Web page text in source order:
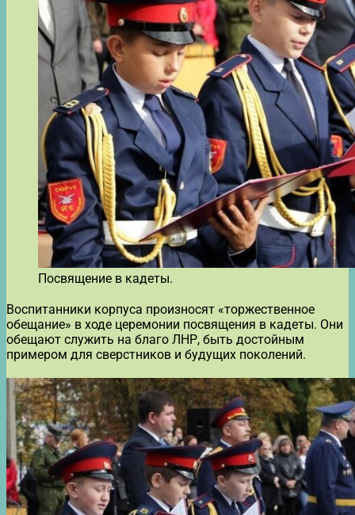
Посвящение в кадеты.
Воспитанники корпуса произносят «торжественное
обещание» в ходе церемонии посвящения в кадеты. Они
обещают служить на благо ЛНР, быть достойным
примером для сверстников и будущих поколений.